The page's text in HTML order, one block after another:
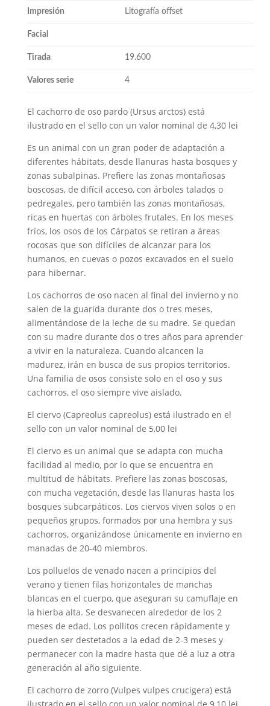
Impresión Litografía offset
Facial
Tirada 19.600
Valores serie 4
El cachorro de oso pardo (Ursus arctos) está
ilustrado en el sello con un valor nominal de 4,30 lei
Es un animal con un gran poder de adaptación a
diferentes hábitats, desde llanuras hasta bosques y
zonas subalpinas. Prefiere las zonas montañosas
boscosas, de difícil acceso, con árboles talados o
pedregales, pero también las zonas montañosas,
ricas en huertas con árboles frutales. En los meses
fríos, los osos de los Cárpatos se retiran a áreas
rocosas que son difíciles de alcanzar para los
humanos, en cuevas o pozos excavados en el suelo
para hibernar.
Los cachorros de oso nacen al final del invierno y no
salen de la guarida durante dos o tres meses,
alimentándose de la leche de su madre. Se quedan
con su madre durante dos o tres años para aprender
a vivir en la naturaleza. Cuando alcancen la
madurez, irán en busca de sus propios territorios.
Una familia de osos consiste solo en el oso y sus
cachorros, el oso siempre vive aislado.
El ciervo (Capreolus capreolus) está ilustrado en el
sello con un valor nominal de 5,00 lei
El ciervo es un animal que se adapta con mucha
facilidad al medio, por lo que se encuentra en
multitud de hábitats. Prefiere las zonas boscosas,
con mucha vegetación, desde las llanuras hasta los
bosques subcarpáticos. Los ciervos viven solos o en
pequeños grupos, formados por una hembra y sus
cachorros, organizándose únicamente en invierno en
manadas de 20-40 miembros.
Los polluelos de venado nacen a principios del
verano y tienen filas horizontales de manchas
blancas en el cuerpo, que aseguran su camuflaje en
la hierba alta. Se desvanecen alrededor de los 2
meses de edad. Los pollitos crecen rápidamente y
pueden ser destetados a la edad de 2-3 meses y
permanecer con la madre hasta que dé a luz a otra
generación al año siguiente.
El cachorro de zorro (Vulpes vulpes crucigera) está